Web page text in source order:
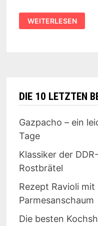
HEADCAM
COOKING
WEITERLESEN
DIE 10 LETZTEN
Gazpacho – ein
Tage
Klassiker der
Rostbrätel
Rezept Ravioli mit
Parmesanschaum
Die besten